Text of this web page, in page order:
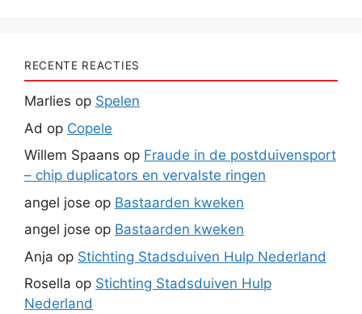
RECENTE REACTIES
Marlies op Spelen
Ad op Copele
Willem Spaans op Fraude in de postduivensport
– chip duplicators en vervalste ringen
angel jose op Bastaarden kweken
angel jose op Bastaarden kweken
Anja op Stichting Stadsduiven Hulp Nederland
Rosella op Stichting Stadsduiven Hulp
Nederland